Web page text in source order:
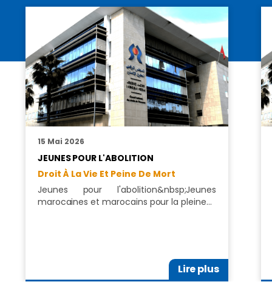
15 Mai 2026
JEUNES POUR L'ABOLITION
Droit À La Vie Et Peine De Mort
Jeunes pour l'abolition&nbsp;Jeunes
marocaines et marocains pour la pleine…
Lire plus